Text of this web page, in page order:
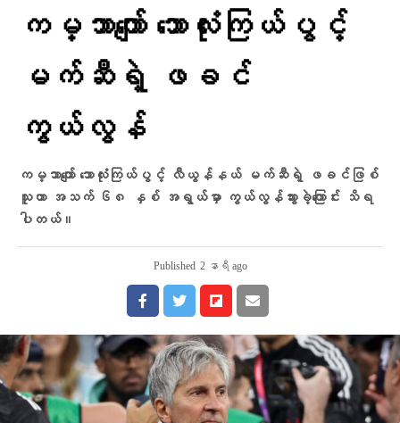
ကမ္ဘာကျော် ဘောလုံးကြယ်ပွင့်
မက်ဆီရဲ့ ဖခင်
ကွယ်လွန်
ကမ္ဘာကျော် ဘောလုံးကြယ်ပွင့် လီယွန်နယ် မက်ဆီရဲ့ ဖခင်ဖြစ်
သူဟာ အသက် ၆၈ နှစ် အရွယ်မှာ ကွယ်လွန်သွားခဲ့ကြောင်း သိရ
ပါတယ်။
Published 2 နာရီ ago